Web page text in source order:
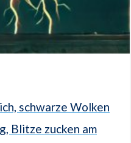
schwarze Wolken
Blitze zucken am